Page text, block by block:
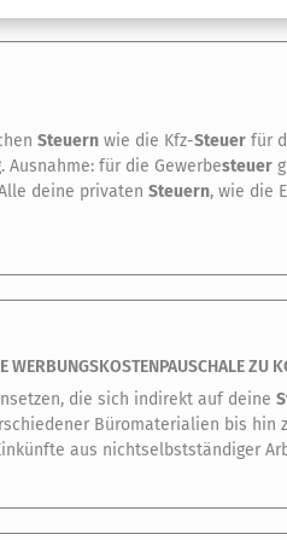
Steuern wie die Kfz-Steuer für
Ausnahme: für die Gewerbesteuer
deine privaten Steuern, wie die
WERBUNGSKOSTENPAUSCHALE ZU
die sich indirekt auf deine
Büromaterialien bis
aus nichtselbstständiger